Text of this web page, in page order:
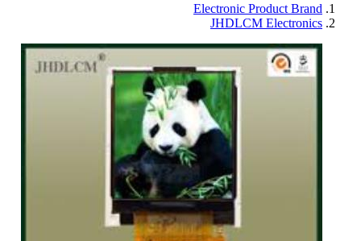
Electronic Product Brand
JHDLCM Electronics